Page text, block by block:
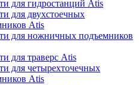
для гидростанций Atis
для двухстоечных
Atis
для ножничных подъемников
для траверс Atis
для четырехточечных
Atis